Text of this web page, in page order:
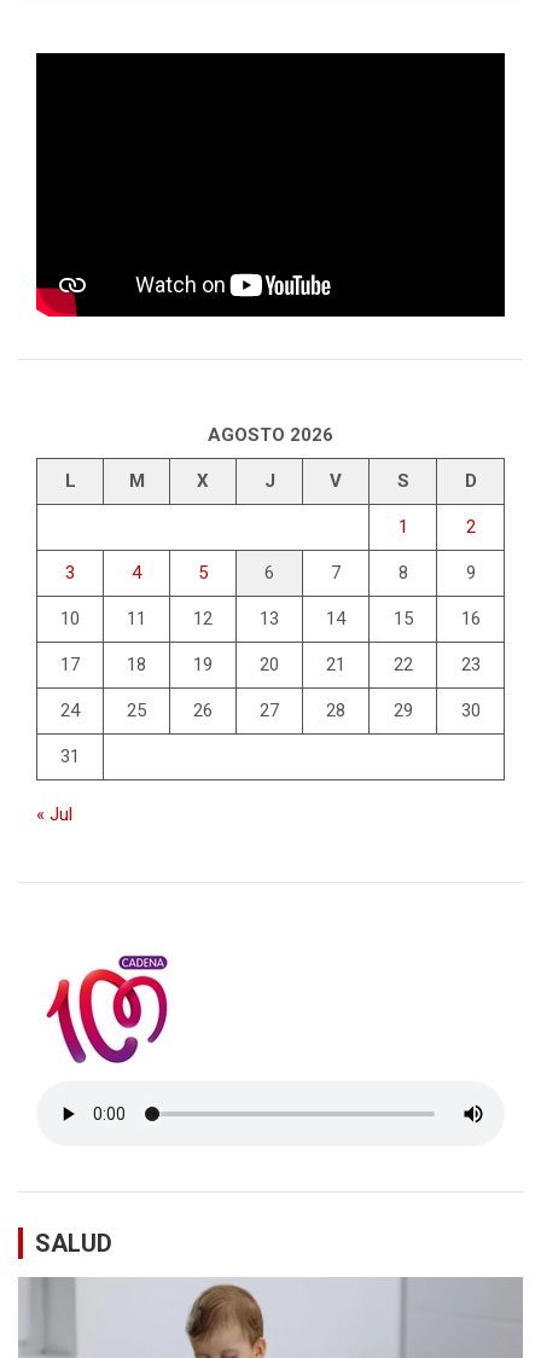
AGOSTO 2026
L M X J V S D
1 2
3 4 5 6 7 8 9
10 11 12 13 14 15 16
17 18 19 20 21 22 23
24 25 26 27 28 29 30
31
« Jul
SALUD